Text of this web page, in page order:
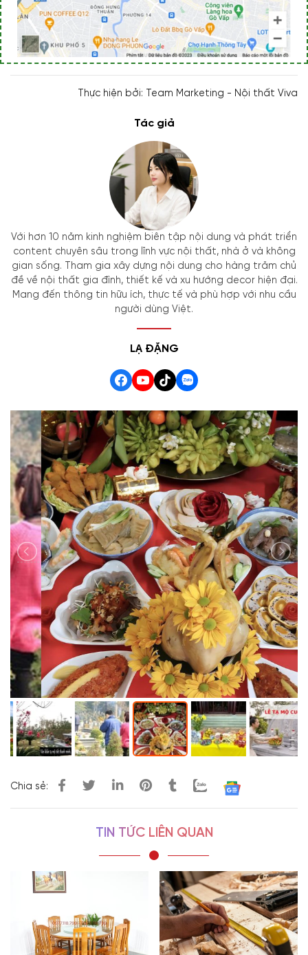
Thực hiện bởi: Team Marketing - Nội thất Viva
Tác giả
Với hơn 10 năm kinh nghiệm biên tập nội dung và phát triển
content chuyên sâu trong lĩnh vực nội thất, nhà ở và không
gian sống. Tham gia xây dựng nội dung cho hàng trăm chủ
đề về nội thất gia đình, thiết kế và xu hướng decor hiện đại.
Mang đến thông tin hữu ích, thực tế và phù hợp với nhu cầu
người dùng Việt.
LẠ ĐẶNG
Chia sẻ:
TIN TỨC LIÊN QUAN